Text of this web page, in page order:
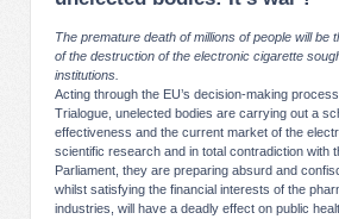
The premature death of millions of people will be
of the destruction of the electronic cigarette
institutions.
Acting through the EU’s decision-making
Trialogue, unelected bodies are carrying out a
effectiveness and the current market of the
scientific research and in total contradiction with
Parliament, they are preparing absurd and
whilst satisfying the financial interests of the
industries, will have a deadly effect on public